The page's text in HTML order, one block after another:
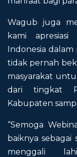
Wagub juga
kami
Indonesia
tidak pernah
masyarakat
dari tingkat
Kabupaten
“Semoga
baiknya sebagai
menggali